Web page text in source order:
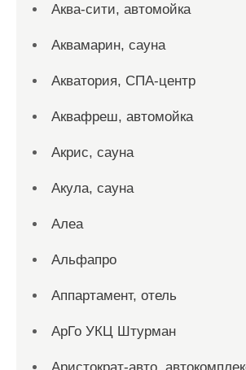
Аква-сити, автомойка
Аквамарин, сауна
Акватория, СПА-центр
Аквафреш, автомойка
Акрис, сауна
Акула, сауна
Алеа
Альфапро
Аппартамент, отель
АрГо УКЦ Штурман
Аристократ-авто,